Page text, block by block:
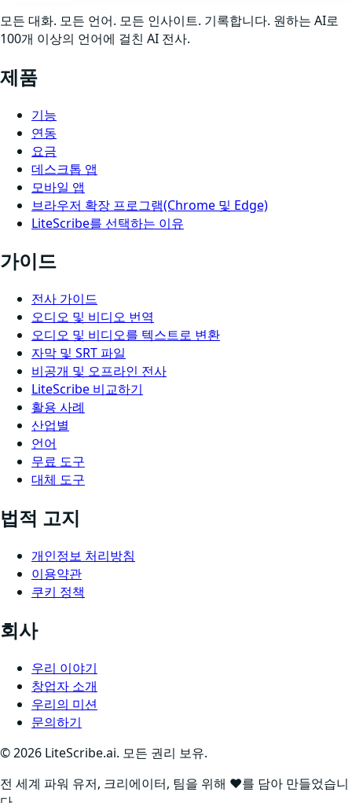
모든 대화. 모든 언어. 모든 인사이트. 기록합니다. 원하는 AI로
100개 이상의 언어에 걸친 AI 전사.
제품
기능
연동
요금
데스크톱 앱
모바일 앱
브라우저 확장 프로그램(Chrome 및 Edge)
LiteScribe를 선택하는 이유
가이드
전사 가이드
오디오 및 비디오 번역
오디오 및 비디오를 텍스트로 변환
자막 및 SRT 파일
비공개 및 오프라인 전사
LiteScribe 비교하기
활용 사례
산업별
언어
무료 도구
대체 도구
법적 고지
개인정보 처리방침
이용약관
쿠키 정책
회사
우리 이야기
창업자 소개
우리의 미션
문의하기
©2026 LiteScribe.ai. 모든 권리 보유.
전 세계 파워 유저, 크리에이터, 팀을 위해 ❤️를 담아 만들었습니